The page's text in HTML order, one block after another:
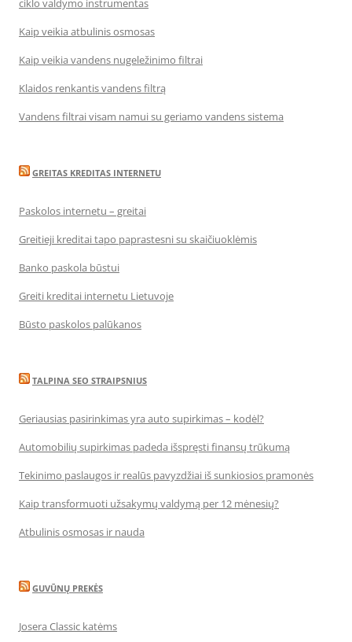
ciklo valdymo instrumentas
Kaip veikia atbulinis osmosas
Kaip veikia vandens nugeležinimo filtrai
Klaidos renkantis vandens filtrą
Vandens filtrai visam namui su geriamo vandens sistema
GREITAS KREDITAS INTERNETU
Paskolos internetu – greitai
Greitieji kreditai tapo paprastesni su skaičiuoklėmis
Banko paskola būstui
Greiti kreditai internetu Lietuvoje
Būsto paskolos palūkanos
TALPINA SEO STRAIPSNIUS
Geriausias pasirinkimas yra auto supirkimas – kodėl?
Automobilių supirkimas padeda išspręsti finansų trūkumą
Tekinimo paslaugos ir realūs pavyzdžiai iš sunkiosios pramonės
Kaip transformuoti užsakymų valdymą per 12 mėnesių?
Atbulinis osmosas ir nauda
GUVŪNŲ PREKĖS
Josera Classic katėms